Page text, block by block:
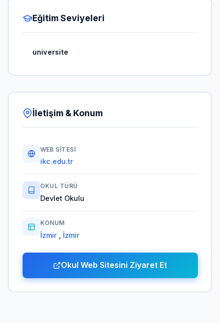
Eğitim Seviyeleri
universite
İletişim & Konum
WEB SITESI
ikc.edu.tr
OKUL TÜRÜ
Devlet Okulu
KONUM
İzmir İzmir
Okul Web Sitesini Ziyaret Et